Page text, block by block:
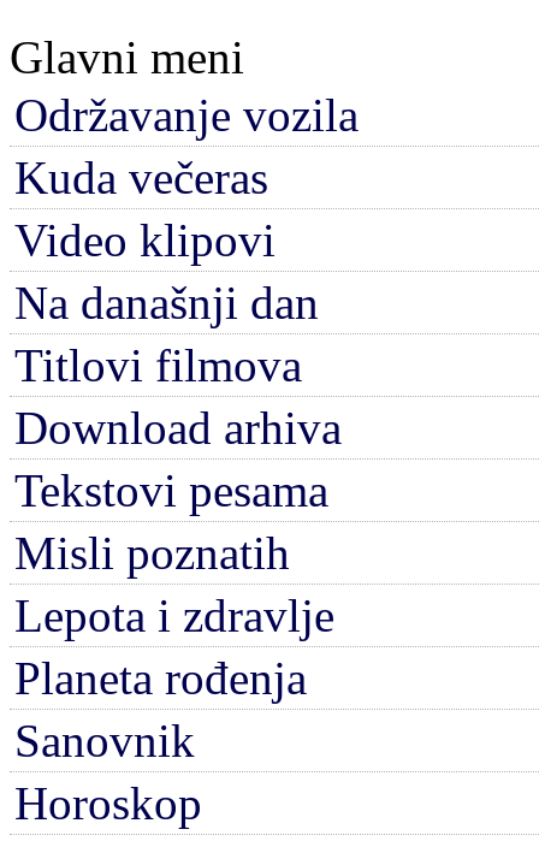
Glavni meni
Održavanje vozila
Kuda večeras
Video klipovi
Na današnji dan
Titlovi filmova
Download arhiva
Tekstovi pesama
Misli poznatih
Lepota i zdravlje
Planeta rođenja
Sanovnik
Horoskop